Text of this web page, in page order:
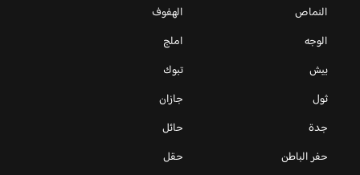
النماص
الهفوف
الوجه
املج
بيش
تبوك
ثول
جازان
جدة
حائل
حفر الباطن
حقل